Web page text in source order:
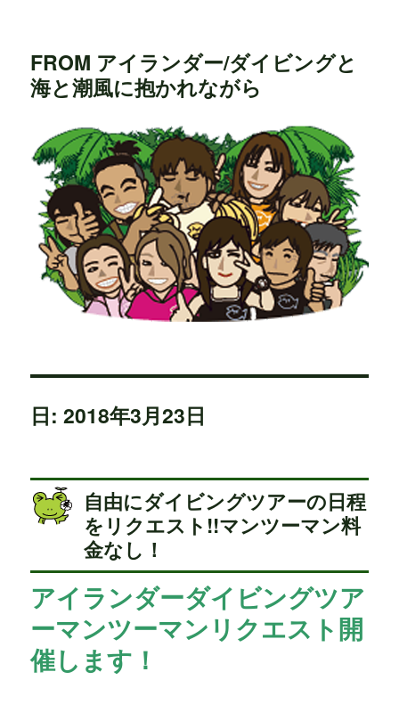
FROM アイランダー/ダイビングと
海と潮風に抱かれながら
日: 2018年3月23日
自由にダイビングツアーの日程
をリクエスト!!マンツーマン料
金なし！
アイランダーダイビングツア
ーマンツーマンリクエスト開
催します！